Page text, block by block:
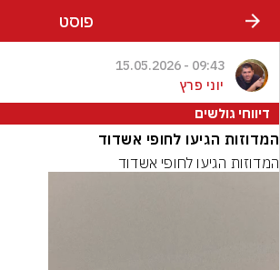
פוסט
09:43 - 15.05.2026
יוני פרץ
דיווחי גולשים
המדוזות הגיעו לחופי אשדוד
המדוזות הגיעו לחופי אשדוד